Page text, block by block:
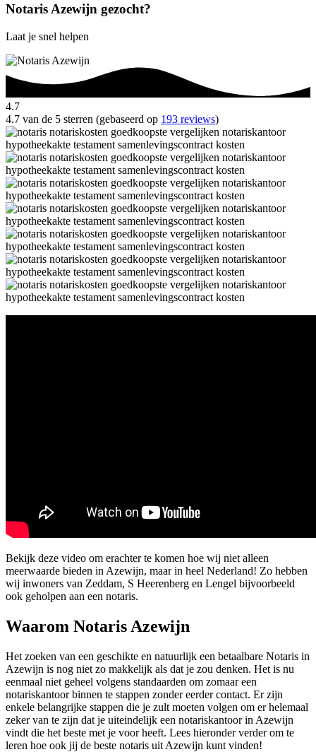
Notaris Azewijn gezocht?
Laat je snel helpen
4.7
4.7 van de 5 sterren (gebaseerd op 193 reviews)
Bekijk deze video om erachter te komen hoe wij niet alleen
meerwaarde bieden in Azewijn, maar in heel Nederland! Zo hebben
wij inwoners van Zeddam, S Heerenberg en Lengel bijvoorbeeld
ook geholpen aan een notaris.
Waarom Notaris Azewijn
Het zoeken van een geschikte en natuurlijk een betaalbare Notaris in
Azewijn is nog niet zo makkelijk als dat je zou denken. Het is nu
eenmaal niet geheel volgens standaarden om zomaar een
notariskantoor binnen te stappen zonder eerder contact. Er zijn
enkele belangrijke stappen die je zult moeten volgen om er helemaal
zeker van te zijn dat je uiteindelijk een notariskantoor in Azewijn
vindt die het beste met je voor heeft. Lees hieronder verder om te
leren hoe ook jij de beste notaris uit Azewijn kunt vinden!